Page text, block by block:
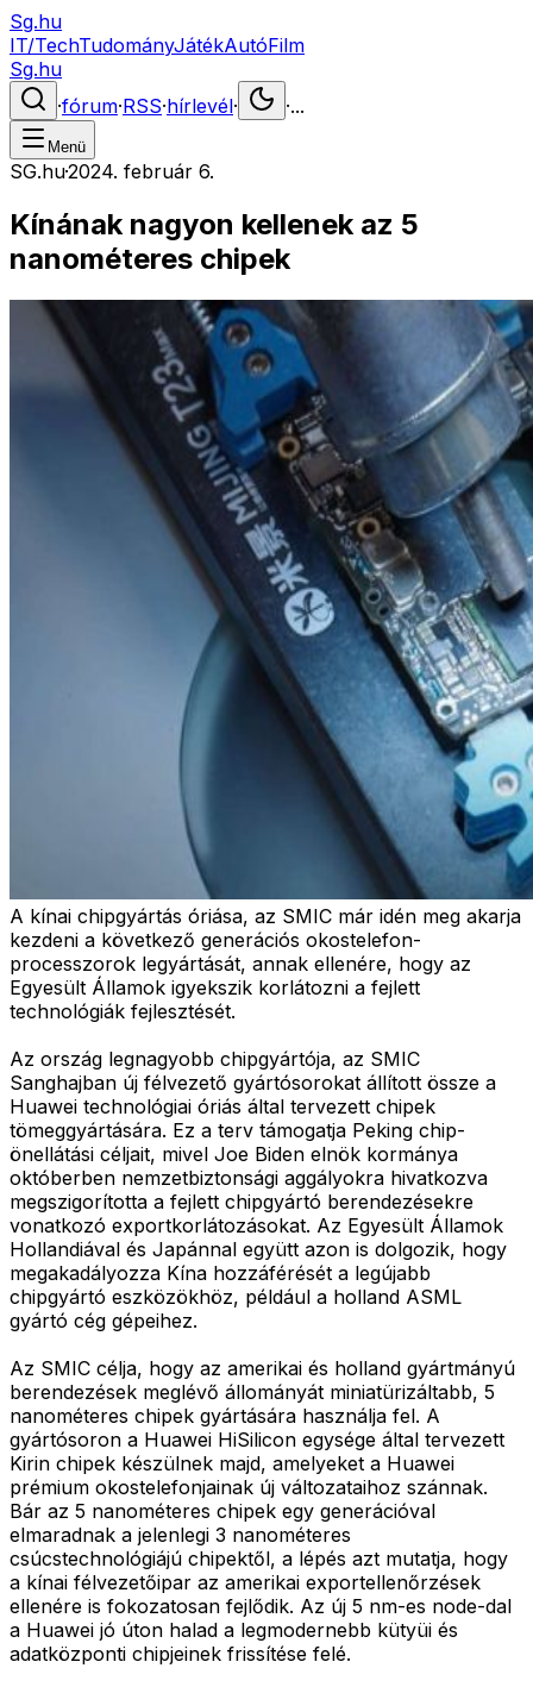
Sg.hu
IT/TechTudományJátékAutóFilm
Sg.hu
·fórum·RSS·hírlevél· ·...
Menü
SG.hu·2024. február 6.
Kínának nagyon kellenek az 5
nanométeres chipek
A kínai chipgyártás óriása, az SMIC már idén meg akarja
kezdeni a következő generációs okostelefon-
processzorok legyártását, annak ellenére, hogy az
Egyesült Államok igyekszik korlátozni a fejlett
technológiák fejlesztését.
Az ország legnagyobb chipgyártója, az SMIC
Sanghajban új félvezető gyártósorokat állított össze a
Huawei technológiai óriás által tervezett chipek
tömeggyártására. Ez a terv támogatja Peking chip-
önellátási céljait, mivel Joe Biden elnök kormánya
októberben nemzetbiztonsági aggályokra hivatkozva
megszigorította a fejlett chipgyártó berendezésekre
vonatkozó exportkorlátozásokat. Az Egyesült Államok
Hollandiával és Japánnal együtt azon is dolgozik, hogy
megakadályozza Kína hozzáférését a legújabb
chipgyártó eszközökhöz, például a holland ASML
gyártó cég gépeihez.
Az SMIC célja, hogy az amerikai és holland gyártmányú
berendezések meglévő állományát miniatürizáltabb, 5
nanométeres chipek gyártására használja fel. A
gyártósoron a Huawei HiSilicon egysége által tervezett
Kirin chipek készülnek majd, amelyeket a Huawei
prémium okostelefonjainak új változataihoz szánnak.
Bár az 5 nanométeres chipek egy generációval
elmaradnak a jelenlegi 3 nanométeres
csúcstechnológiájú chipektől, a lépés azt mutatja, hogy
a kínai félvezetőipar az amerikai exportellenőrzések
ellenére is fokozatosan fejlődik. Az új 5 nm-es node-dal
a Huawei jó úton halad a legmodernebb kütyüi és
adatközponti chipjeinek frissítése felé.